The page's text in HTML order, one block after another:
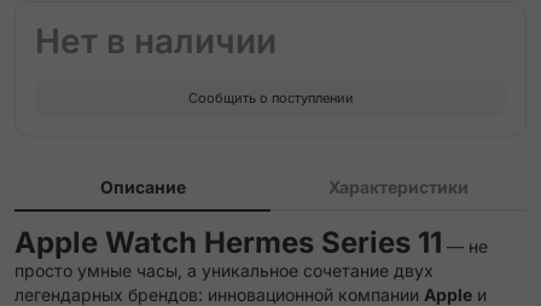
Etoupe Single Tour Attelage Strap
Etoupe Single Tour Strap
Gold Double Tour Hapi Strap
Нет в наличии
Сообщить о поступлении
Описание Характеристики
Apple Watch Hermes Series 11 — не
просто умные часы, а уникальное сочетание двух
легендарных брендов: инновационной компании Apple и